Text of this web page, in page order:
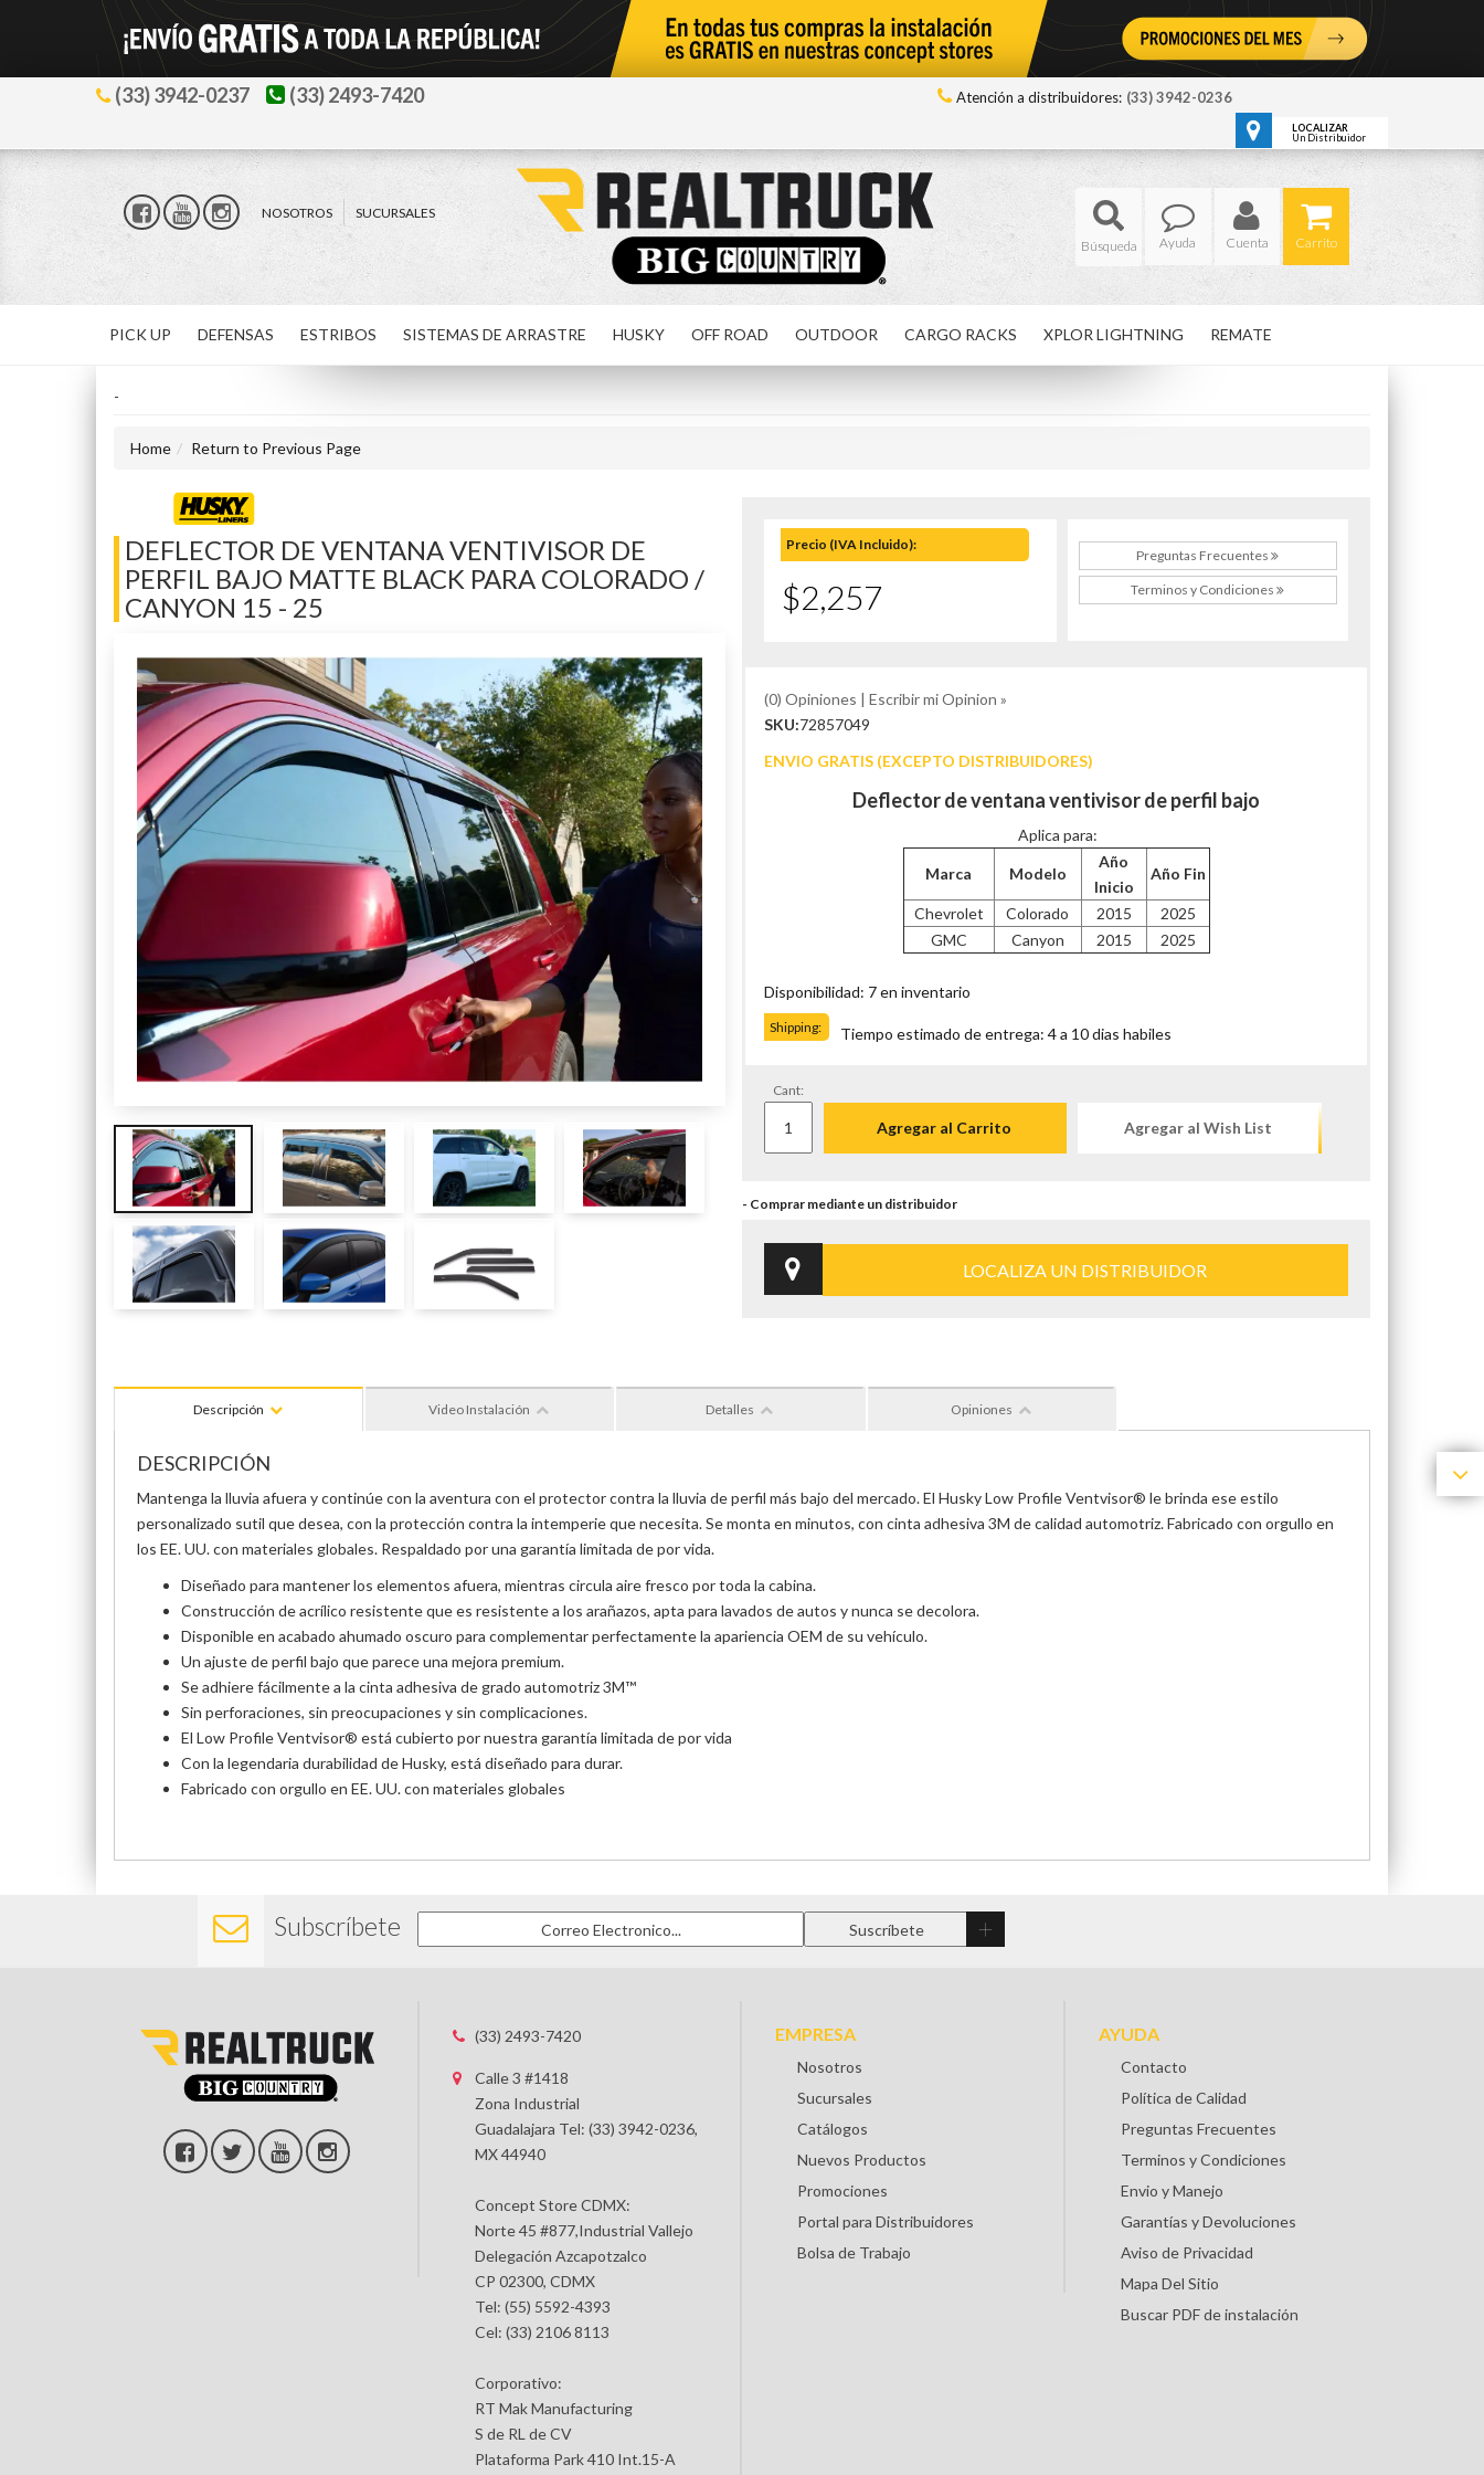
(33) 3942-0237 (33) 2493-7420 Atención a distribuidores: (33) 3942-0236
LOCALIZAR
Un Distribuidor
NOSOTROS
SUCURSALES
Ayuda
Cuenta Carrito
PICK UP DEFENSAS ESTRIBOS SISTEMAS DE ARRASTRE HUSKY OFF ROAD OUTDOOR CARGO RACKS XPLOR LIGHTNING REMATE
-
Home Return to Previous Page
DEFLECTOR DE VENTANA VENTIVISOR DE
PERFIL BAJO MATTE BLACK PARA COLORADO /
CANYON 15 - 25
Precio (IVA Incluido):
$2,257
Preguntas Frecuentes
Terminos y Condiciones
(0) Opiniones | Escribir mi Opinion »
SKU:72857049
ENVIO GRATIS (EXCEPTO DISTRIBUIDORES)
Deflector de ventana ventivisor de perfil bajo
Aplica para:
Marca Modelo
Año
Inicio
Año Fin
Chevrolet Colorado 2015
2025
GMC
Canyon 2015 2025
Disponibilidad: 7 en inventario
Shipping: Tiempo estimado de entrega: 4 a 10 dias habiles
Cant:
Agregar al Carrito Agregar al Wish List
LOCALIZA UN DISTRIBUIDOR
Descripción Video Instalación Detalles Opiniones
DESCRIPCIÓN
Mantenga la lluvia afuera y continúe con la aventura con el protector contra la lluvia de perfil más bajo del mercado. El Husky Low Profile Ventvisor® le brinda ese estilo
personalizado sutil que desea, con la protección contra la intemperie que necesita. Se monta en minutos, con cinta adhesiva 3M de calidad automotriz. Fabricado con orgullo en
los EE. UU. con materiales globales. Respaldado por una garantía limitada de por vida.
Diseñado para mantener los elementos afuera, mientras circula aire fresco por toda la cabina.
Construcción de acrílico resistente que es resistente a los arañazos, apta para lavados de autos y nunca se decolora.
Disponible en acabado ahumado oscuro para complementar perfectamente la apariencia OEM de su vehículo.
Un ajuste de perfil bajo que parece una mejora premium.
Se adhiere fácilmente a la cinta adhesiva de grado automotriz 3M™
Sin perforaciones, sin preocupaciones y sin complicaciones.
El Low Profile Ventvisor® está cubierto por nuestra garantía limitada de por vida
Con la legendaria durabilidad de Husky, está diseñado para durar.
Fabricado con orgullo en EE. UU. con materiales globales
Subscríbete
(33) 2493-7420
Calle 3 #1418
Zona Industrial
Guadalajara Tel: (33) 3942-0236,
MX 44940
Concept Store CDMX:
Norte 45 #877,Industrial Vallejo
Delegación Azcapotzalco
CP 02300, CDMX
Tel: (55) 5592-4393
Cel: (33) 2106 8113
Corporativo:
RT Mak Manufacturing
S de RL de CV
Plataforma Park 410 Int.15-A
EMPRESA
Nosotros
Sucursales
Catálogos
Nuevos Productos
Promociones
Portal para Distribuidores
Bolsa de Trabajo
AYUDA
Contacto
Política de Calidad
Preguntas Frecuentes
Terminos y Condiciones
Envio y Manejo
Garantías y Devoluciones
Aviso de Privacidad
Mapa Del Sitio
Buscar PDF de instalación